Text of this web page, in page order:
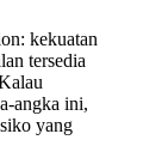
kekuatan
tersedia
angka ini,
yang